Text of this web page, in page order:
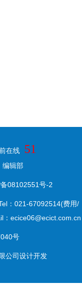
在线 51
编辑部
08102551号-2
：021-67092514(费用/
：ecice06@ecict.com.cn
号
公司设计开发